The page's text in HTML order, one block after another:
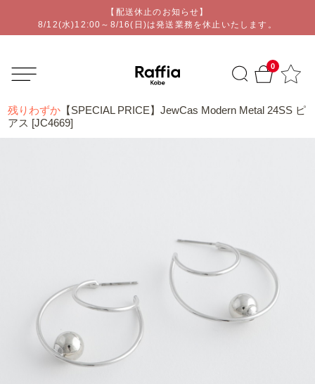
【配送休止のお知らせ】
8/12(水)12:00～8/16(日)は発送業務を休止いたします。
0
オリジナルアクセサリー通販ショップ | Raffia kobe
残りわずか 【SPECIAL PRICE】JewCas Modern Metal 24SS ピ
アス [JC4669]